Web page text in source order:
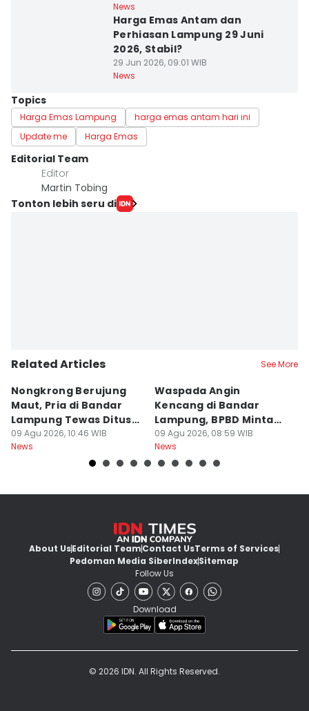
News
Harga Emas Antam dan
Perhiasan Lampung 29 Juni
2026, Stabil?
29 Jun 2026, 09:01 WIB
News
Topics
Harga Emas Lampung
harga emas antam hari ini
Update me
Harga Emas
Editorial Team
Editor
Martin Tobing
Tonton lebih seru di
Related Articles See More
Nongkrong Berujung
Maut, Pria di Bandar
Lampung Tewas Ditusuk
Teman
09 Agu 2026, 10:46 WIB
News
Waspada Angin
Kencang di Bandar
Lampung, BPBD Minta
Warga Berhati-Hati
09 Agu 2026, 08:59 WIB
News
About UsEditorial TeamContact UsTerms of Services
Pedoman Media SiberIndexSitemap
Follow Us
Download
© 2026 IDN. All Rights Reserved.